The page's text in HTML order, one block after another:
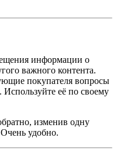
информации о
важного контента.
покупателя вопросы
Используйте её по своему
изменив одну
удобно.